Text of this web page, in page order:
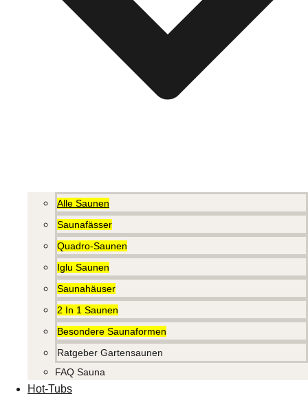
Alle Saunen
Saunafässer
Quadro-Saunen
Iglu Saunen
Saunahäuser
2 In 1 Saunen
Besondere Saunaformen
Ratgeber Gartensaunen
FAQ Sauna
Hot-Tubs